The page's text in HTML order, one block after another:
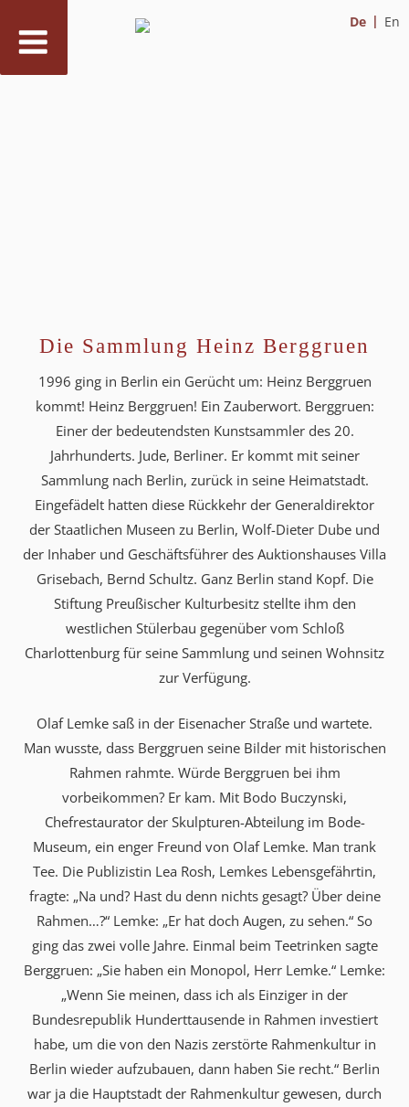
De En
Die Sammlung Heinz Berggruen
1996 ging in Berlin ein Gerücht um: Heinz Berggruen
kommt! Heinz Berggruen! Ein Zauberwort. Berggruen:
Einer der bedeutendsten Kunstsammler des 20.
Jahrhunderts. Jude, Berliner. Er kommt mit seiner
Sammlung nach Berlin, zurück in seine Heimatstadt.
Eingefädelt hatten diese Rückkehr der Generaldirektor
der Staatlichen Museen zu Berlin, Wolf-Dieter Dube und
der Inhaber und Geschäftsführer des Auktionshauses Villa
Grisebach, Bernd Schultz. Ganz Berlin stand Kopf. Die
Stiftung Preußischer Kulturbesitz stellte ihm den
westlichen Stülerbau gegenüber vom Schloß
Charlottenburg für seine Sammlung und seinen Wohnsitz
zur Verfügung.
Olaf Lemke saß in der Eisenacher Straße und wartete.
Man wusste, dass Berggruen seine Bilder mit historischen
Rahmen rahmte. Würde Berggruen bei ihm
vorbeikommen? Er kam. Mit Bodo Buczynski,
Chefrestaurator der Skulpturen-Abteilung im Bode-
Museum, ein enger Freund von Olaf Lemke. Man trank
Tee. Die Publizistin Lea Rosh, Lemkes Lebensgefährtin,
fragte: „Na und? Hast du denn nichts gesagt? Über deine
Rahmen…?“ Lemke: „Er hat doch Augen, zu sehen.“ So
ging das zwei volle Jahre. Einmal beim Teetrinken sagte
Berggruen: „Sie haben ein Monopol, Herr Lemke.“ Lemke:
„Wenn Sie meinen, dass ich als Einziger in der
Bundesrepublik Hunderttausende in Rahmen investiert
habe, um die von den Nazis zerstörte Rahmenkultur in
Berlin wieder aufzubauen, dann haben Sie recht.“ Berlin
war ja die Hauptstadt der Rahmenkultur gewesen, durch